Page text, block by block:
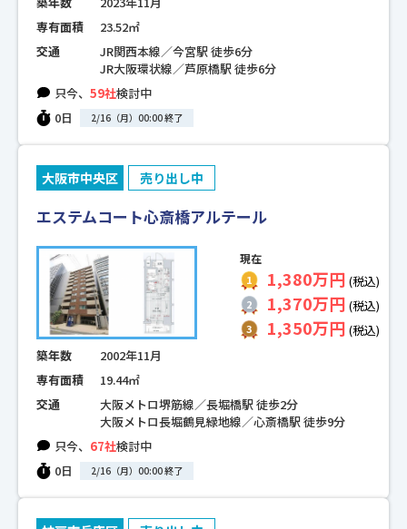
専有面積
23.52㎡
交通
JR関西本線／今宮駅 徒歩6分
JR大阪環状線／芦原橋駅 徒歩6分
只今、 59社検討中
0日
2/16（月）00:00 終了
大阪市中央区 売り出し中
エステムコート心斎橋アルテール
現在
1,380万円 (税込)
1,370万円 (税込)
1,350万円 (税込)
築年数
2002年11月
専有面積
19.44㎡
交通
大阪メトロ堺筋線／長堀橋駅 徒歩2分
大阪メトロ長堀鶴見緑地線／心斎橋駅 徒歩9分
只今、 67社検討中
0日
2/16（月）00:00 終了